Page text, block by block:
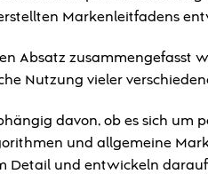
Markenleitfadens
Absatz zusammengefasst
Nutzung vieler
davon, ob es sich um
und allgemeine
Detail und entwickeln